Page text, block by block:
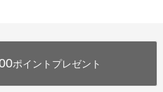
ポイントプレゼント